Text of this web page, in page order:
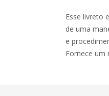
Esse livreto
de uma
e
Fornece um